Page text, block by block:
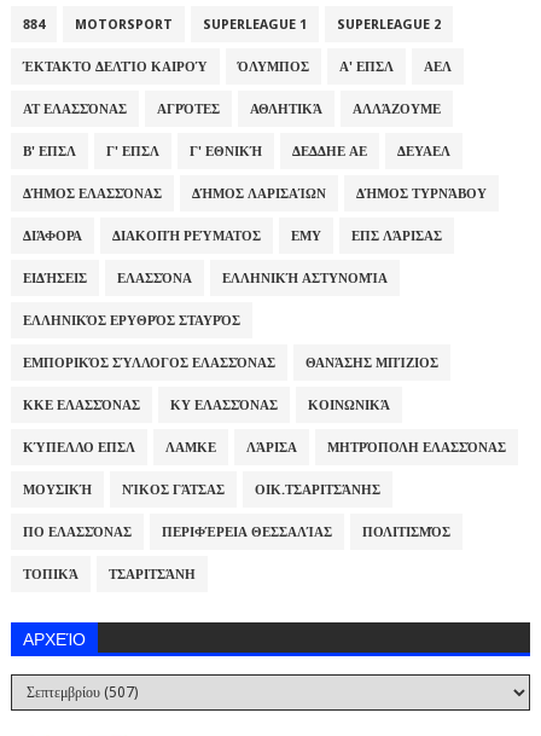
884 MOTORSPORT SUPERLEAGUE 1 SUPERLEAGUE 2
ΈΚΤΑΚΤΟ ΔΕΛΤΊΟ ΚΑΙΡΟΎ ΌΛΥΜΠΟΣ Α' ΕΠΣΛ ΑΕΛ
ΑΤ ΕΛΑΣΣΌΝΑΣ ΑΓΡΌΤΕΣ ΑΘΛΗΤΙΚΆ ΑΛΛΆΖΟΥΜΕ
Β' ΕΠΣΛ Γ' ΕΠΣΛ Γ' ΕΘΝΙΚΉ ΔΕΔΔΗΕ ΑΕ ΔΕΥΑΕΛ
ΔΉΜΟΣ ΕΛΑΣΣΌΝΑΣ ΔΉΜΟΣ ΛΑΡΙΣΑΊΩΝ ΔΉΜΟΣ ΤΥΡΝΆΒΟΥ
ΔΙΆΦΟΡΑ ΔΙΑΚΟΠΉ ΡΕΎΜΑΤΟΣ ΕΜΥ ΕΠΣ ΛΆΡΙΣΑΣ
ΕΙΔΉΣΕΙΣ ΕΛΑΣΣΌΝΑ ΕΛΛΗΝΙΚΉ ΑΣΤΥΝΟΜΊΑ
ΕΛΛΗΝΙΚΌΣ ΕΡΥΘΡΌΣ ΣΤΑΥΡΌΣ
ΕΜΠΟΡΙΚΌΣ ΣΎΛΛΟΓΟΣ ΕΛΑΣΣΌΝΑΣ ΘΑΝΆΣΗΣ ΜΠΊΖΙΟΣ
ΚΚΕ ΕΛΑΣΣΌΝΑΣ ΚΥ ΕΛΑΣΣΌΝΑΣ ΚΟΙΝΩΝΙΚΆ
ΚΎΠΕΛΛΟ ΕΠΣΛ ΛΑΜΚΕ ΛΆΡΙΣΑ ΜΗΤΡΌΠΟΛΗ ΕΛΑΣΣΌΝΑΣ
ΜΟΥΣΙΚΉ ΝΊΚΟΣ ΓΆΤΣΑΣ ΟΙΚ.ΤΣΑΡΙΤΣΆΝΗΣ
ΠΟ ΕΛΑΣΣΌΝΑΣ ΠΕΡΙΦΈΡΕΙΑ ΘΕΣΣΑΛΊΑΣ ΠΟΛΙΤΙΣΜΌΣ
ΤΟΠΙΚΆ ΤΣΑΡΙΤΣΆΝΗ
ΑΡΧΕΊΟ